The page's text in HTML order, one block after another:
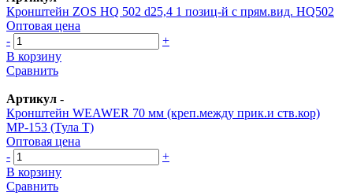
Кронштейн ZOS HQ 502 d25,4 1 позиц-й с прям.вид. HQ502
Оптовая цена
-
+
В корзину
Сравнить
Артикул -
Кронштейн WEAWER 70 мм (креп.между прик.и ств.кор)
МР-153 (Тула Т)
Оптовая цена
-
+
В корзину
Сравнить